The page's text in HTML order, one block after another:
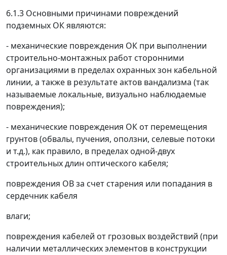
6.1.3 Основными причинами повреждений
подземных ОК являются:
- механические повреждения ОК при выполнении
строительно-монтажных работ сторонними
организациями в пределах охранных зон кабельной
линии, а также в результате актов вандализма (так
называемые локальные, визуально наблюдаемые
повреждения);
- механические повреждения ОК от перемещения
грунтов (обвалы, пучения, оползни, селевые потоки
и т.д.), как правило, в пределах одной-двух
строительных длин оптического кабеля;
повреждения ОВ за счет старения или попадания в
сердечник кабеля
влаги;
повреждения кабелей от грозовых воздействий (при
наличии металлических элементов в конструкции